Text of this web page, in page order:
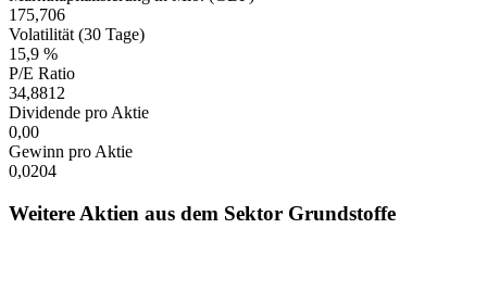
175,706
Volatilität (30 Tage)
15,9 %
P/E Ratio
34,8812
Dividende pro Aktie
0,00
Gewinn pro Aktie
0,0204
Weitere Aktien aus dem Sektor Grundstoffe